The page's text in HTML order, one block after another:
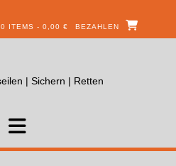
0 ITEMS - 0,00 € BEZAHLEN